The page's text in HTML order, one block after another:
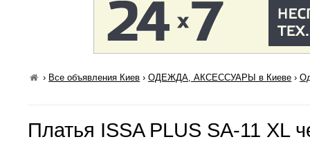
› Все объявления Киев ›ОДЕЖДА, АКСЕССУАРЫ в Киеве ›
Платья ISSA PLUS SA-11 XL